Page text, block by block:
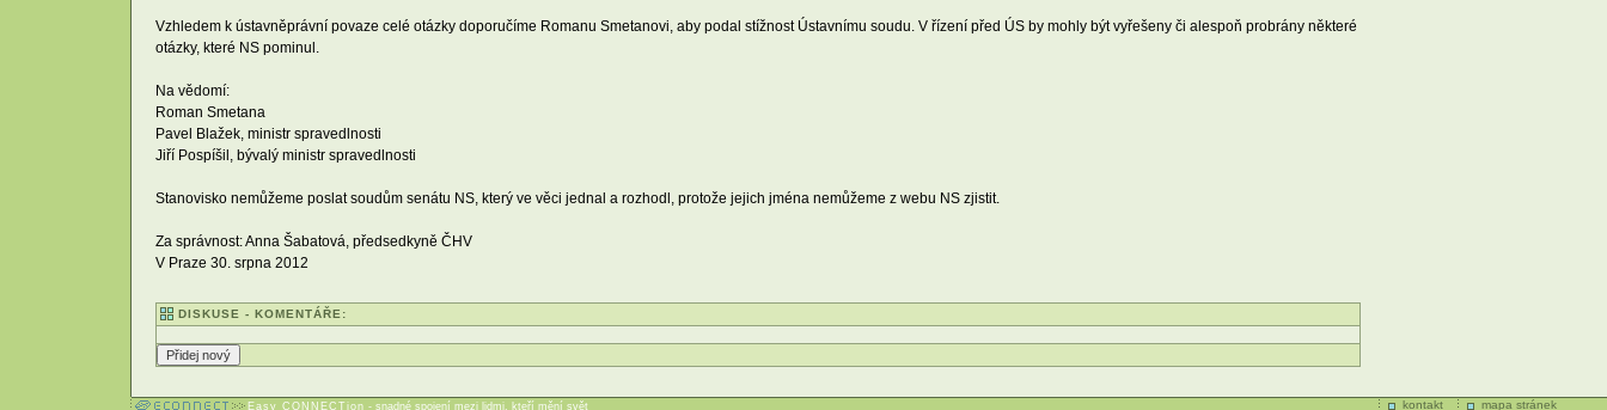
Vzhledem k ústavněprávní povaze celé otázky doporučíme Romanu Smetanovi, aby podal stížnost Ústavnímu soudu. V řízení před ÚS by mohly být vyřešeny či alespoň probrány některé
otázky, které NS pominul.
Na vědomí:
Roman Smetana
Pavel Blažek, ministr spravedlnosti
Jiří Pospíšil, bývalý ministr spravedlnosti
Stanovisko nemůžeme poslat soudům senátu NS, který ve věci jednal a rozhodl, protože jejich jména nemůžeme z webu NS zjistit.
Za správnost: Anna Šabatová, předsedkyně ČHV
V Praze 30. srpna 2012
DISKUSE - KOMENTÁŘE:
kontakt mapa stránek
Easy CONNECTion - snadné spojení mezi lidmi, kteří mění svět